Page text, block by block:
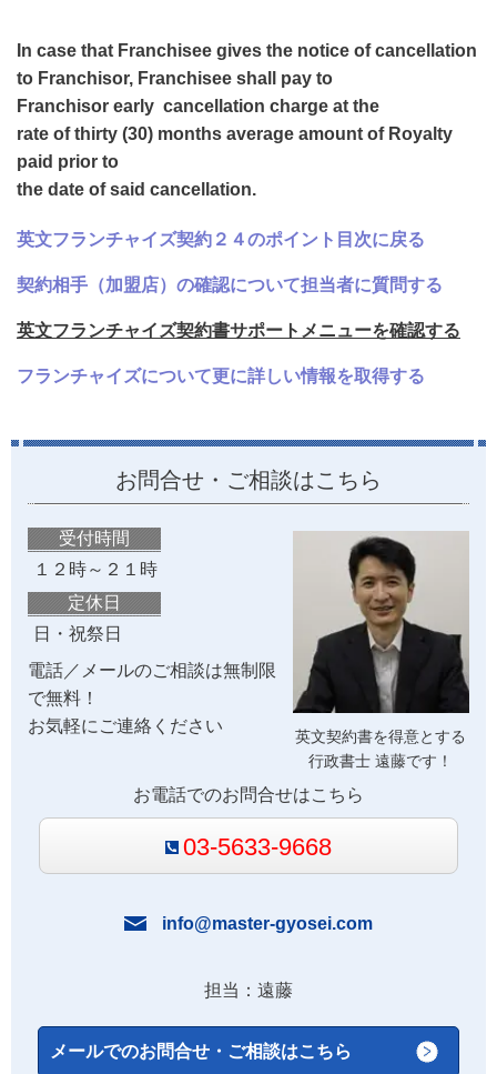
In case that Franchisee gives the notice of cancellation
to Franchisor, Franchisee shall pay to
Franchisor early cancellation charge at the
rate of thirty (30) months average amount of Royalty
paid prior to
the date of said cancellation.
英文フランチャイズ契約２４のポイント目次に戻る
契約相手（加盟店）の確認について担当者に質問する
英文フランチャイズ契約書サポートメニューを確認する
フランチャイズについて更に詳しい情報を取得する
お問合せ・ご相談はこちら
英文契約書を得意とする
行政書士 遠藤です！
受付時間
１２時～２１時
定休日
日・祝祭日
電話／メールのご相談は無制限
で無料！
お気軽にご連絡ください
お電話でのお問合せはこちら
03-5633-9668
info@master-gyosei.com
担当：遠藤
メールでのお問合せ・ご相談はこちら